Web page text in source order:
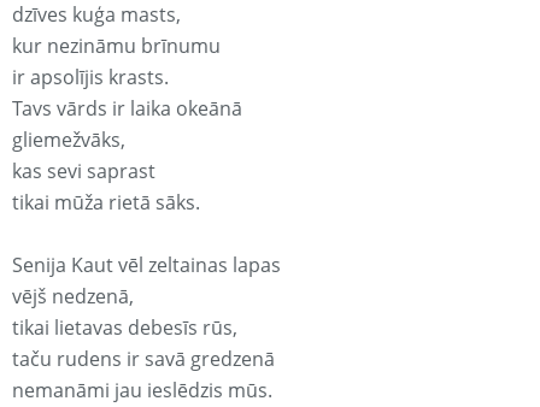
dzīves kuģa masts,
kur nezināmu brīnumu
ir apsolījis krasts.
Tavs vārds ir laika okeānā
gliemežvāks,
kas sevi saprast
tikai mūža rietā sāks.
Senija Kaut vēl zeltainas lapas
vējš nedzenā,
tikai lietavas debesīs rūs,
taču rudens ir savā gredzenā
nemanāmi jau ieslēdzis mūs.